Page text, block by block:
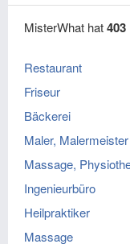
MisterWhat hat
Restaurant
Friseur
Bäckerei
Maler, Malermeister
Massage,
Ingenieurbüro
Heilpraktiker
Massage